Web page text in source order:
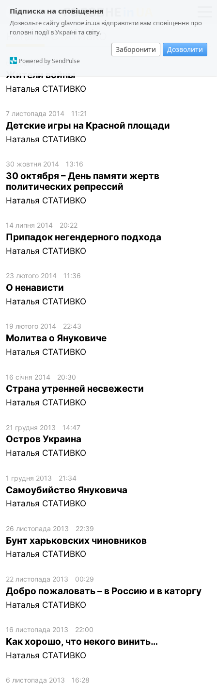
Підписка на сповіщення
Дозвольте сайту glavnoe.in.ua відправляти вам сповіщення про
головні події в Україні та світу.
Заборонити Дозволити
Powered by SendPulse
новини
про проєкт
суспільство
техно
харків
архів
ua ru en
Наталья СТАТИВКО
6 травня 2018 16:26
Жители войны
Наталья СТАТИВКО
7 листопада 2014 11:21
Детские игры на Красной площади
Наталья СТАТИВКО
30 жовтня 2014 13:16
30 октября – День памяти жертв
политических репрессий
Наталья СТАТИВКО
14 липня 2014 20:22
Припадок негендерного подхода
Наталья СТАТИВКО
23 лютого 2014 11:36
О ненависти
Наталья СТАТИВКО
19 лютого 2014 22:43
Молитва о Януковиче
Наталья СТАТИВКО
16 січня 2014 20:30
Страна утренней несвежести
Наталья СТАТИВКО
21 грудня 2013 14:47
Остров Украина
Наталья СТАТИВКО
1 грудня 2013 21:34
Самоубийство Януковича
Наталья СТАТИВКО
26 листопада 2013 22:39
Бунт харьковских чиновников
Наталья СТАТИВКО
22 листопада 2013 00:29
Добро пожаловать – в Россию и в каторгу
Наталья СТАТИВКО
16 листопада 2013 22:00
Как хорошо, что некого винить…
Наталья СТАТИВКО
6 листопада 2013 16:28